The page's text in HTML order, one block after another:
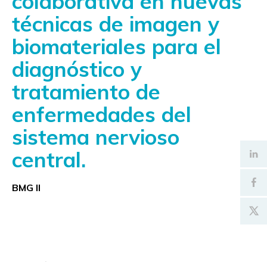
técnicas de imagen y
biomateriales para el
diagnóstico y
tratamiento de
enfermedades del
sistema nervioso
central.
BMG II